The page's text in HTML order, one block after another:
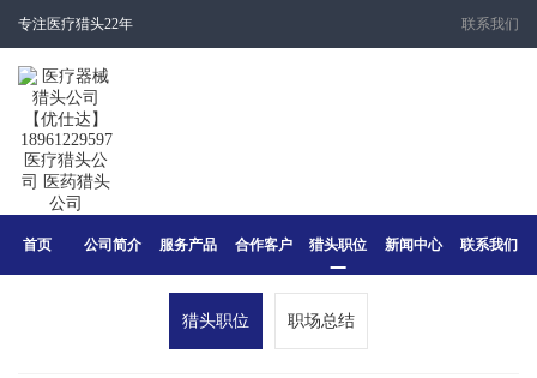
专注医疗猎头22年 联系我们
首页 公司简介 服务产品 合作客户 猎头职位 新闻中心 联系我们
猎头职位 职场总结